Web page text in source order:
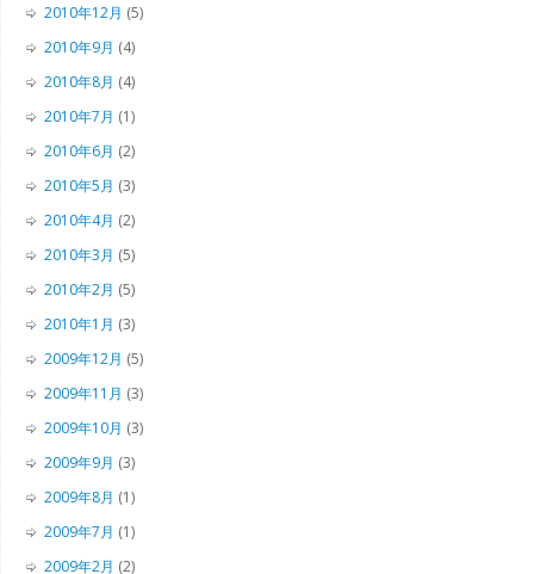
2010年12月 (5)
2010年9月 (4)
2010年8月 (4)
2010年7月 (1)
2010年6月 (2)
2010年5月 (3)
2010年4月 (2)
2010年3月 (5)
2010年2月 (5)
2010年1月 (3)
2009年12月 (5)
2009年11月 (3)
2009年10月 (3)
2009年9月 (3)
2009年8月 (1)
2009年7月 (1)
2009年2月 (2)